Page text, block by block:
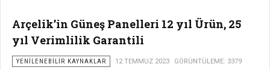
Arçelik’in Güneş Panelleri 12 yıl Ürün, 25
yıl Verimlilik Garantili
YENILENEBILIR KAYNAKLAR 12 TEMMUZ 2023 GÖRÜNTÜLEME: 3379